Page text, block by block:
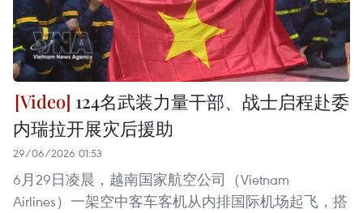
124名武装力量干部、战士启程赴委
内瑞拉开展灾后援助
29/06/2026 01:53
6月29日凌晨，越南国家航空公司（Vietnam
Airlines）一架空中客车客机从内排国际机场起飞，搭